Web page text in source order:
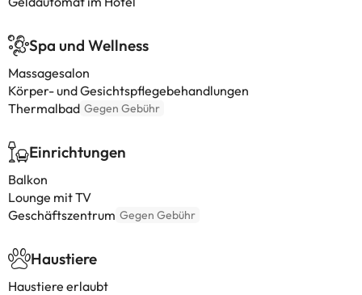
Spa und Wellness
Massagesalon
Körper- und Gesichtspflegebehandlungen
Thermalbad Gegen Gebühr
Einrichtungen
Balkon
Lounge mit TV
Geschäftszentrum Gegen Gebühr
Haustiere
Haustiere erlaubt